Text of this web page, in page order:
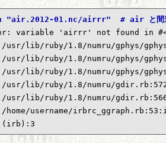
"air.2012-01.nc/airrr"  # air と間違
variable 'airrr' not found in
usr/lib/ruby/1.8/numru/gphys/
usr/lib/ruby/1.8/numru/gphys/
usr/lib/ruby/1.8/numru/gphys/
usr/lib/ruby/1.8/numru/
usr/lib/ruby/1.8/numru/
home/username/